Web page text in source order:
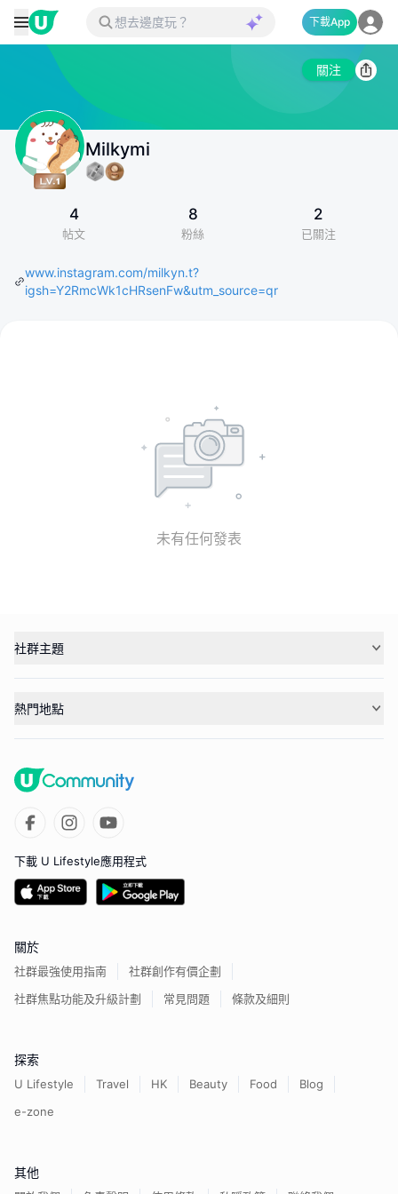
下載App
關注
Milkymi
4
帖文
8
粉絲
2
已關注
www.instagram.com/milkyn.t?
igsh=Y2RmcWk1cHRsenFw&utm_source=qr
未有任何發表
社群主題
熱門地點
下載 U Lifestyle應用程式
關於
社群最強使用指南
社群創作有價企劃
社群焦點功能及升級計劃
常見問題 條款及細則
探索
U Lifestyle Travel HK Beauty Food
Blog
e-zone
其他